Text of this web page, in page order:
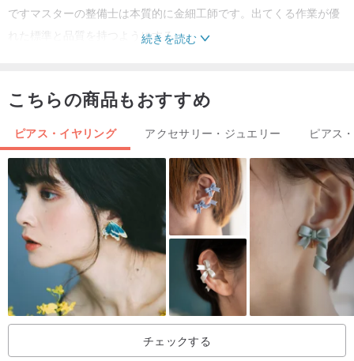
ですマスターの整備士は本質的に金細工師です。出てくる作業が優
れた標準と品質を持つようにする
スターリングシルバー：MARONは925シルバー素材を使用していま
お金の性質は空気にさらされると鈍さを引き起こすでしょう。私た
ちのジュエリーを長持ちさせるために、ホワイトゴールド、ゴール
ド、ピンクゴールドでメッキしました。
メッキ：私たちのジュエリーゴールドとピンクゴールドのメッキを
通過した後別の宝石類の層の上にコーティングされた薄膜のように
機能する別のEコーティング技術の層によっても保護できるだけ長
く耐用年数を延ばすため
保証
保証：私たちの本物の銀製の宝石類は完全な1年の保証が付いていま
続きを読む
こちらの商品もおすすめ
ピアス・イヤリング アクセサリー・ジュエリー ピアス
チェックする